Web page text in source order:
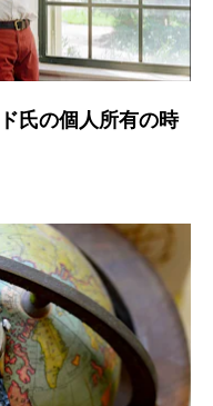
氏の個人所有の時